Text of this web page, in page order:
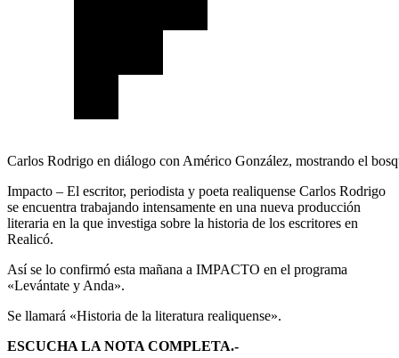
Carlos Rodrigo en diálogo con Américo González, mostrando el
Impacto – El escritor, periodista y poeta realiquense Carlos Rodrigo
se encuentra trabajando intensamente en una nueva producción
literaria en la que investiga sobre la historia de los escritores en
Realicó.
Así se lo confirmó esta mañana a IMPACTO en el programa
«Levántate y Anda».
Se llamará «Historia de la literatura realiquense».
ESCUCHA LA NOTA COMPLETA.-